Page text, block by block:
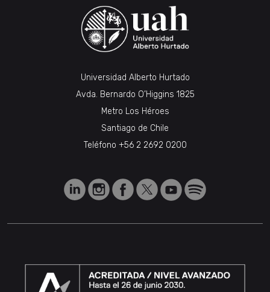
Universidad Alberto Hurtado
Avda. Bernardo O’Higgins 1825
Metro Los Héroes
Santiago de Chile
Teléfono +56 2 2692 0200